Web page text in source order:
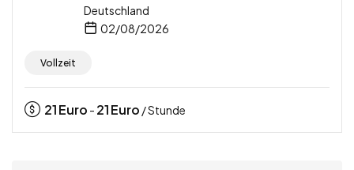
Deutschland
02/08/2026
Vollzeit
21Euro - 21Euro / Stunde